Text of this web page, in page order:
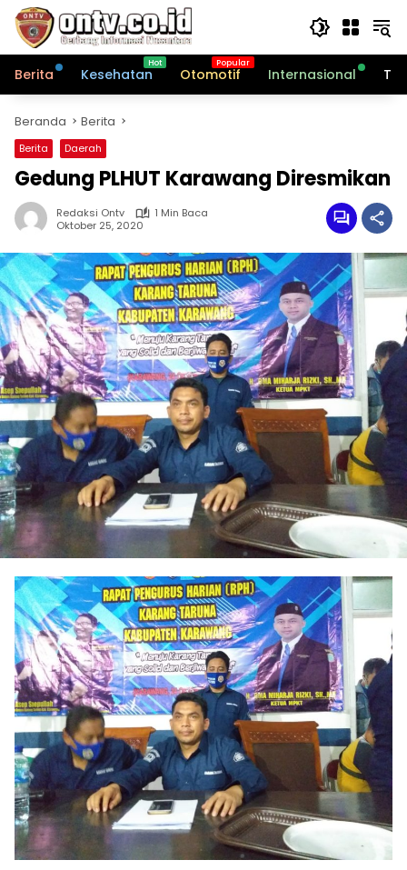
Langsung
konten
Berita
Kesehatan Otomotif Internasional
Beranda Berita
Berita Daerah
Gedung PLHUT Karawang Diresmikan
Redaksi Ontv
1 Min Baca
Oktober 25, 2020